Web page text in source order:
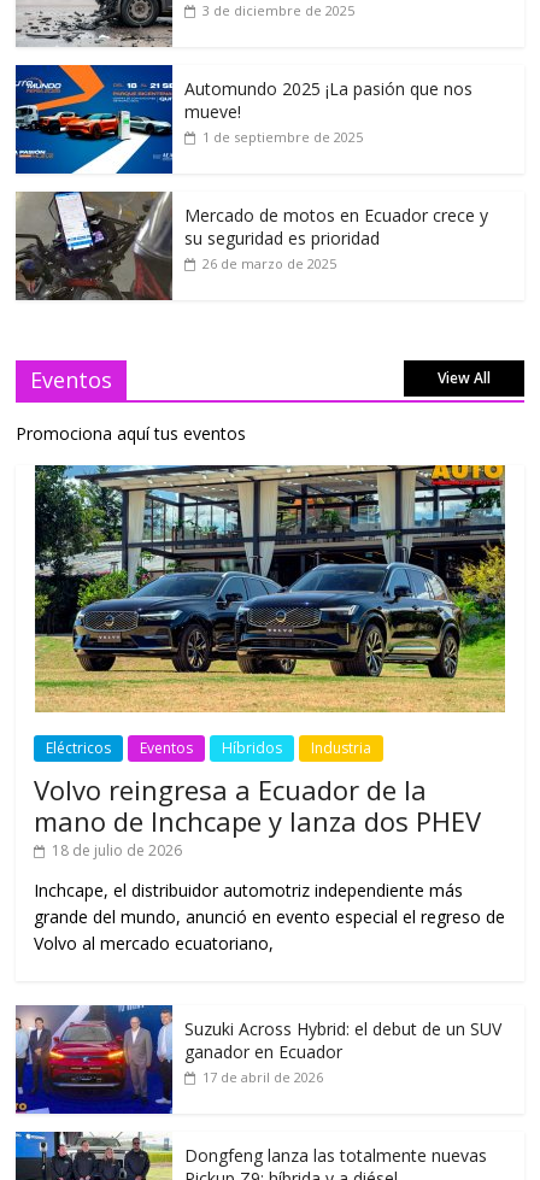
3 de diciembre de 2025
Automundo 2025 ¡La pasión que nos
mueve!
1 de septiembre de 2025
Mercado de motos en Ecuador crece y
su seguridad es prioridad
26 de marzo de 2025
Eventos View All
Promociona aquí tus eventos
Eléctricos Eventos Híbridos Industria
Volvo reingresa a Ecuador de la
mano de Inchcape y lanza dos PHEV
18 de julio de 2026
Inchcape, el distribuidor automotriz independiente más
grande del mundo, anunció en evento especial el regreso de
Volvo al mercado ecuatoriano,
Suzuki Across Hybrid: el debut de un SUV
ganador en Ecuador
17 de abril de 2026
Dongfeng lanza las totalmente nuevas